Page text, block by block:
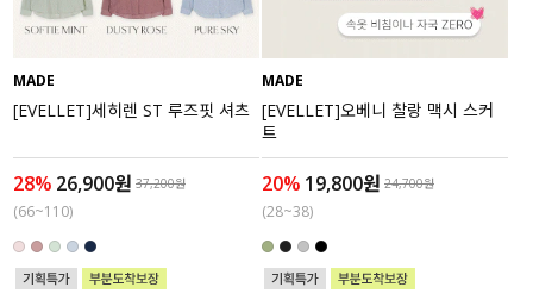
MADE
[EVELLET]세히렌 ST 루즈핏 셔츠
28% 26,900원 37,200원
(66~110)
MADE
[EVELLET]오베니 찰랑 맥시 스커
트
20% 19,800원 24,700원
(28~38)